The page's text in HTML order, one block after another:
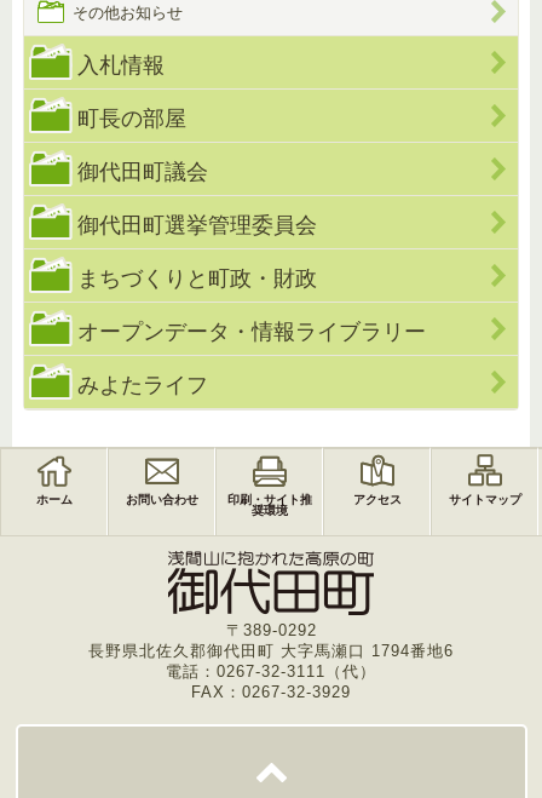
その他お知らせ
入札情報
町長の部屋
御代田町議会
御代田町選挙管理委員会
まちづくりと町政・財政
オープンデータ・情報ライブラリー
みよたライフ
ホーム お問い合わせ
印刷・サイト推
奨環境
アクセス サイトマップ
〒389-0292
長野県北佐久郡御代田町 大字馬瀬口 1794番地6
電話：0267-32-3111（代）
FAX：0267-32-3929